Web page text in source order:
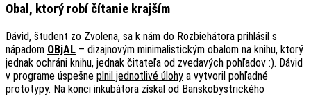
Obal, ktorý robí čítanie krajším
Dávid, študent zo Zvolena, sa k nám do Rozbiehátora prihlásil s
nápadom OBjAL – dizajnovým minimalistickým obalom na knihu, ktorý
jednak ochráni knihu, jednak čitateľa od zvedavých pohľadov :). Dávid
v programe úspešne plnil jednotlivé úlohy a vytvoril pohľadné
prototypy. Na konci inkubátora získal od Banskobystrického